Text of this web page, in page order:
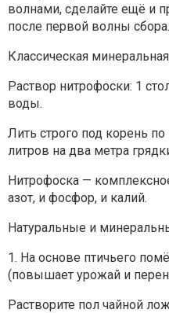
волнами, сделайте ещё и
после первой волны сбора.
Классическая
Раствор нитрофоски: 1
воды.
Лить строго под корень
литров на два метра
Нитрофоска —
азот, и фосфор, и калий.
Натуральные и
1. На основе птичьего
(повышает урожай и
Растворите пол чайной